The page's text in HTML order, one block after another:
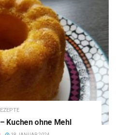
Kuchen ohne Mehl